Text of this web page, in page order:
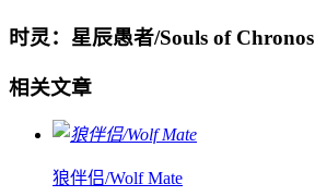
时灵：星辰愚者/Souls of Chronos
相关文章
狼伴侣/Wolf Mate